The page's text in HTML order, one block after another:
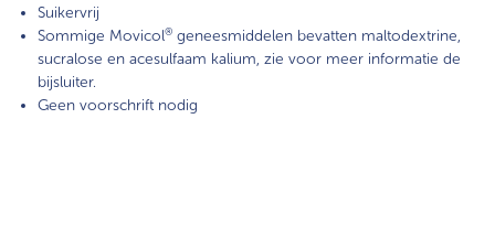
Suikervrij
Sommige Movicol® geneesmiddelen bevatten maltodextrine,
sucralose en acesulfaam kalium, zie voor meer informatie de
bijsluiter.
Geen voorschrift nodig